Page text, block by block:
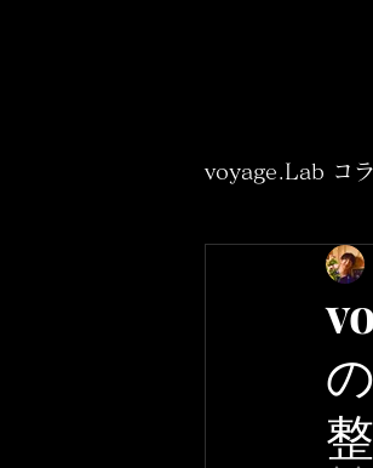
voyage.Lab コ
ア